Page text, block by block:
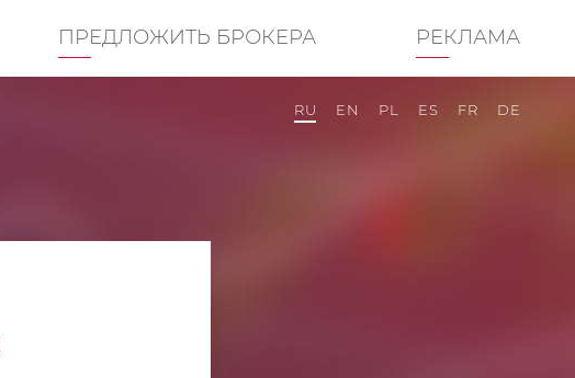
ПРЕДЛОЖИТЬ БРОКЕРА РЕКЛАМА
RU EN PL ES FR DE